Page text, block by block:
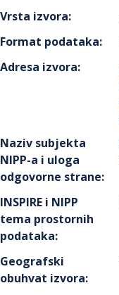
Vrsta izvora:
Format podataka:
Adresa izvora:
Naziv subjekta
NIPP-a i uloga
odgovorne strane:
INSPIRE i NIPP
tema prostornih
podataka:
Geografski
obuhvat izvora: